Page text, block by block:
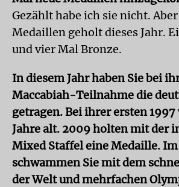
Gezählt habe ich sie nicht.
Medaillen geholt dieses Jahr.
und vier Mal Bronze.
In diesem Jahr haben Sie bei
Maccabiah-Teilnahme die
getragen. Bei ihrer ersten 1997
Jahre alt. 2009 holten mit der
Mixed Staffel eine Medaille. Im
schwammen Sie mit dem
der Welt und mehrfachen